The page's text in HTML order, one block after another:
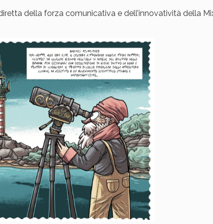
della forza comunicativa e dell’innovatività della